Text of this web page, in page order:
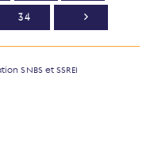
34
SNBS et SSREI